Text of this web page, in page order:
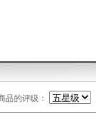
品的评级：